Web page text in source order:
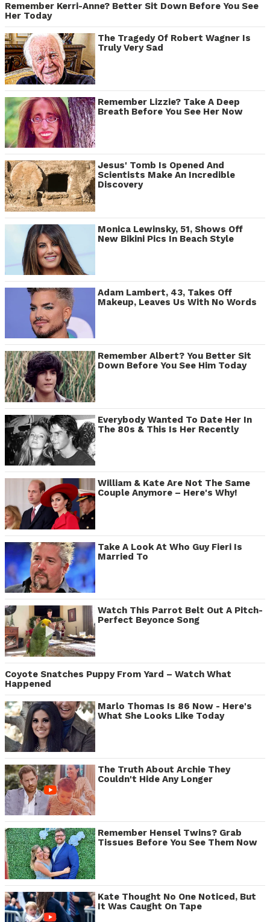
Remember Kerri-Anne? Better Sit Down Before You See
Her Today
The Tragedy Of Robert Wagner Is
Truly Very Sad
Remember Lizzie? Take A Deep
Breath Before You See Her Now
Jesus' Tomb Is Opened And
Scientists Make An Incredible
Discovery
Monica Lewinsky, 51, Shows Off
New Bikini Pics In Beach Style
Adam Lambert, 43, Takes Off
Makeup, Leaves Us With No Words
Remember Albert? You Better Sit
Down Before You See Him Today
Everybody Wanted To Date Her In
The 80s & This Is Her Recently
William & Kate Are Not The Same
Couple Anymore – Here's Why!
Take A Look At Who Guy Fieri Is
Married To
Watch This Parrot Belt Out A Pitch-
Perfect Beyonce Song
Coyote Snatches Puppy From Yard – Watch What
Happened
Marlo Thomas Is 86 Now - Here's
What She Looks Like Today
The Truth About Archie They
Couldn't Hide Any Longer
Remember Hensel Twins? Grab
Tissues Before You See Them Now
Kate Thought No One Noticed, But
It Was Caught On Tape